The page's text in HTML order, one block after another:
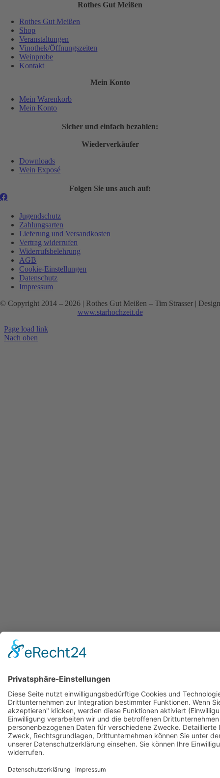
Rothes Gut Meißen
Rothes Gut Meißen
Shop
Veranstaltungen
Vinothek/Öffnungszeiten
Weinprobe
Kontakt
Mein Konto
Mein Warenkorb
Mein Konto
Sicher und einfach bezahlen:
Wiederverkäufer
Downloads
Wein Exposé
Folgen Sie uns auch auf:
Jugendschutz
Zahlungsarten
Lieferung und Versandkosten
Vertrag widerrufen
Widerrufsbelehrung
AGB
Cookie-Einstellungen
Datenschutz
Impressum
© Copyright 2014 – 2026 | Rothes Gut Meißen – Tim Strasser | Design
www.starhochzeit.de
Page load link
Nach oben